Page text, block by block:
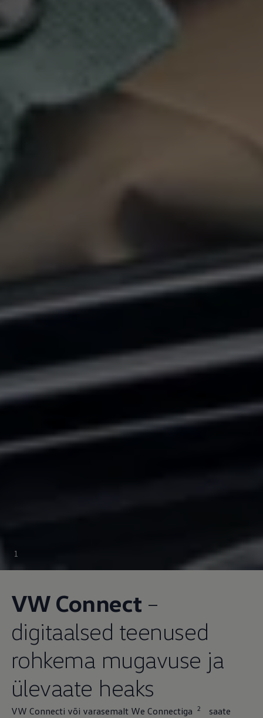
1
VW Connect –
digitaalsed teenused
rohkema mugavuse ja
ülevaate heaks
VW Connecti või varasemalt We Connectiga 2
saate